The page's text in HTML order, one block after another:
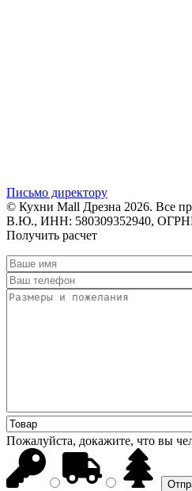
Письмо директору
© Кухни Mall Дрезна 2026. Все
В.Ю., ИНН: 580309352940,
Получить расчет
Пожалуйста, докажите, что вы